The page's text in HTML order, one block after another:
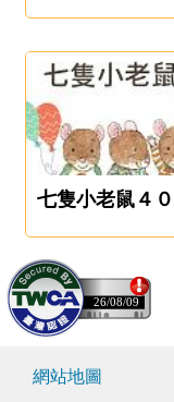
七隻小老鼠４
26/08/09
網站地圖